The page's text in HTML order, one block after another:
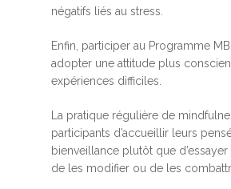
négatifs liés au stress.
Enfin, participer au Programme
adopter une attitude plus
expériences difficiles.
La pratique régulière de
participants d’accueillir leurs
bienveillance plutôt que
de les modifier ou de les